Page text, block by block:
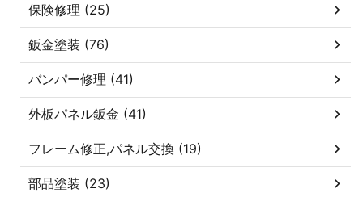
保険修理 (25)
鈑金塗装 (76)
バンパー修理 (41)
外板パネル鈑金 (41)
フレーム修正,パネル交換 (19)
部品塗装 (23)